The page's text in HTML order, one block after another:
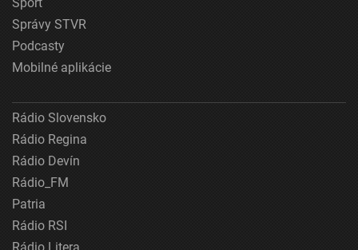
Správy STVR
Podcasty
Mobilné aplikácie
Rádio Slovensko
Rádio Regina
Rádio Devín
Rádio_FM
Patria
Rádio RSI